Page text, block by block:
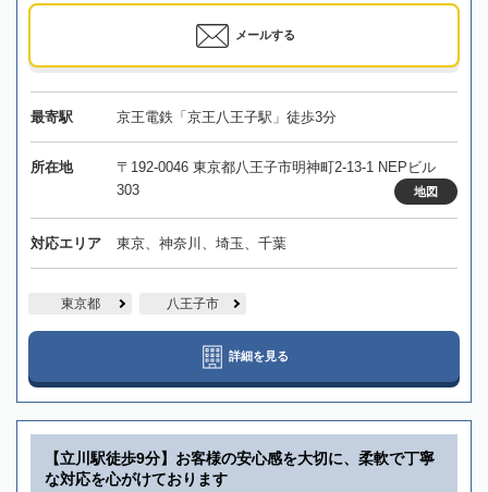
メールする
最寄駅 京王電鉄「京王八王子駅」徒歩3分
所在地
〒192-0046 東京都八王子市明神町2-13-1 NEPビル
303
地図
対応エリア 東京、神奈川、埼玉、千葉
東京都 八王子市
詳細を見る
【立川駅徒歩9分】お客様の安心感を大切に、柔軟で丁寧
な対応を心がけております